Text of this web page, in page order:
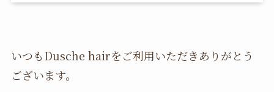
いつもDusche hairをご利用いただきありがとう
ございます。